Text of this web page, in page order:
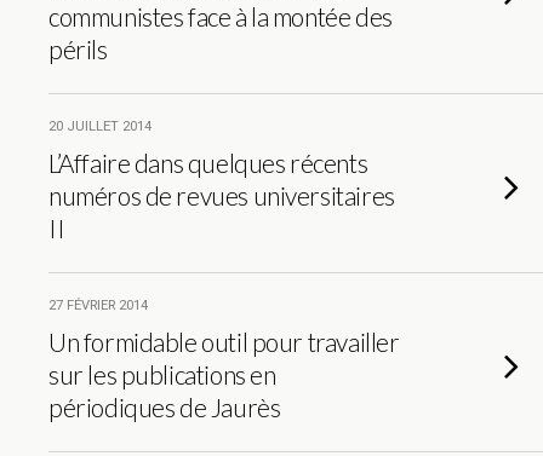
communistes face à la montée des
périls
20 JUILLET 2014
L’Affaire dans quelques récents
numéros de revues universitaires
II
27 FÉVRIER 2014
Un formidable outil pour travailler
sur les publications en
périodiques de Jaurès